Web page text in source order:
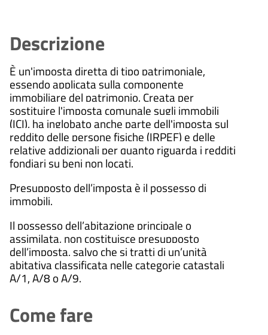
Descrizione
È un'imposta diretta di tipo patrimoniale,
essendo applicata sulla componente
immobiliare del patrimonio. Creata per
sostituire l'imposta comunale sugli immobili
(ICI), ha inglobato anche parte dell'imposta sul
reddito delle persone fisiche (IRPEF) e delle
relative addizionali per quanto riguarda i redditi
fondiari su beni non locati.
Presupposto dell’imposta è il possesso di
immobili.
Il possesso dell’abitazione principale o
assimilata, non costituisce presupposto
dell’imposta, salvo che si tratti di un’unità
abitativa classificata nelle categorie catastali
A/1, A/8 o A/9.
Come fare